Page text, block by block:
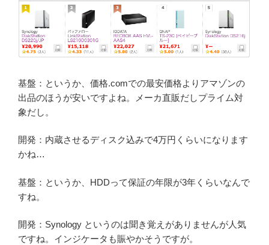
基盤：というか、価格.comでの最安価格よりアマゾンの
出品のほうが安いですよね。メーカ直販だしプライム対
象だし。
開発：内蔵させるディスク込みで4万円くらいになります
かね…
基盤：というか、HDDって保証の年限が3年くらいなんで
すね。
開発：Synology というのは聞き覚えがありませんが人気
ですね。インジケータも賑やかそうですが。